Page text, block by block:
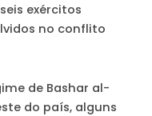
exércitos
no conflito
de Bashar al-
do país, alguns